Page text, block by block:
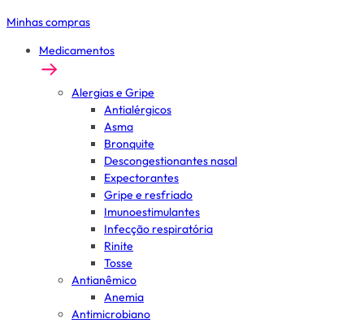
Minhas compras
Medicamentos
Alergias e Gripe
Antialérgicos
Asma
Bronquite
Descongestionantes nasal
Expectorantes
Gripe e resfriado
Imunoestimulantes
Infecção respiratória
Rinite
Tosse
Antianêmico
Anemia
Antimicrobiano